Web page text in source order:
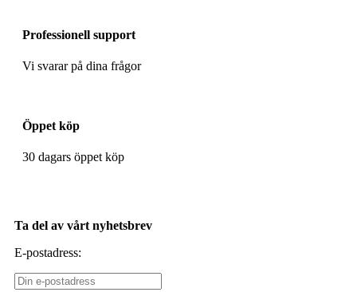
Professionell support
Vi svarar på dina frågor
Öppet köp
30 dagars öppet köp
Ta del av vårt nyhetsbrev
E-postadress: